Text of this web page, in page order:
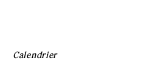
Calendrier